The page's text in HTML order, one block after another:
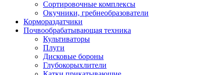
Сортировочные комплексы
Окучники, гребнеобразователи
Кормораздатчики
Почвообрабатывающая техника
Культиваторы
Плуги
Дисковые бороны
Глубокорыхлители